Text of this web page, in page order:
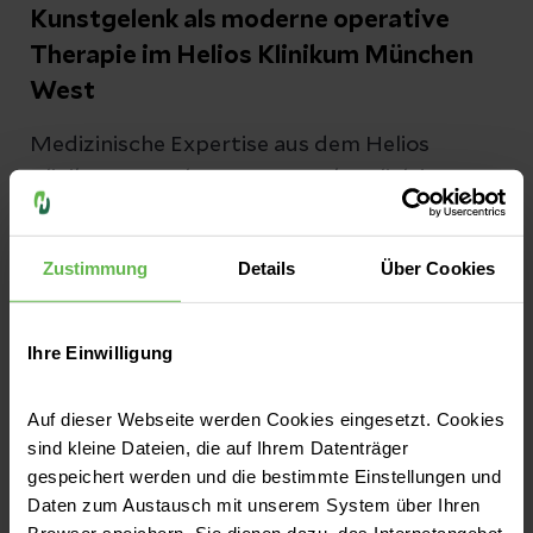
Zustimmung Details Über Cookies
Ihre Einwilligung
Auf dieser Webseite werden Cookies eingesetzt. Cookies
sind kleine Dateien, die auf Ihrem Datenträger
gespeichert werden und die bestimmte Einstellungen und
Daten zum Austausch mit unserem System über Ihren
Kunstgelenk als moderne operative
Therapie im Helios Klinikum München
West
Medizinische Expertise aus dem Helios
Bayerischen Rundfunk zu sehen: Herr Prof.
als Experte in einem Beitrag des BR-
der Sendung lag auf der Rhizarthrose, einer
Daumensattelgelenks.